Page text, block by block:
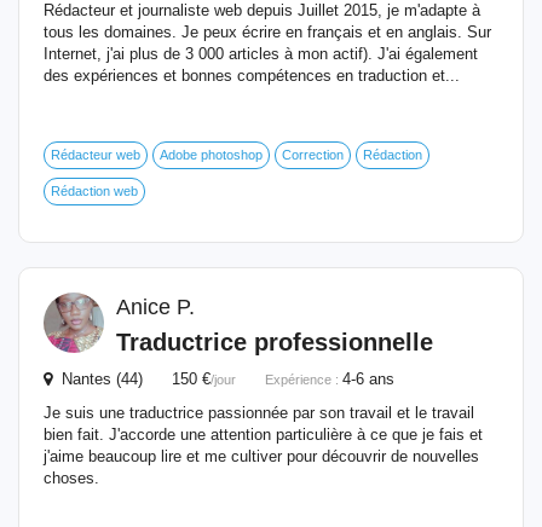
Rédacteur et journaliste web depuis Juillet 2015, je m'adapte à
tous les domaines. Je peux écrire en français et en anglais. Sur
Internet, j'ai plus de 3 000 articles à mon actif). J'ai également
des expériences et bonnes compétences en traduction et...
Rédacteur web Adobe photoshop Correction Rédaction
Rédaction web
Anice P.
Traductrice professionnelle
Nantes (44) 150 €/jour Expérience : 4-6 ans
Je suis une traductrice passionnée par son travail et le travail
bien fait. J'accorde une attention particulière à ce que je fais et
j'aime beaucoup lire et me cultiver pour découvrir de nouvelles
choses.